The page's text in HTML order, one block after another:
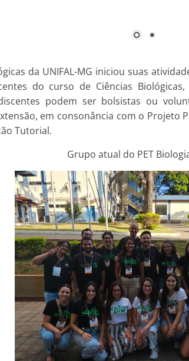
da UNIFAL-MG iniciou suas
do curso de Ciências
podem ser bolsistas ou
em consonância com o Projeto
Tutorial.
Grupo atual do PET